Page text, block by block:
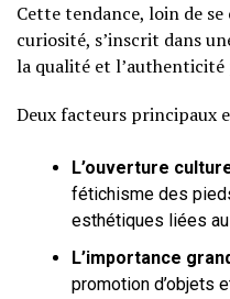
Cette tendance, loin de
curiosité, s’inscrit dans
la qualité et
Deux facteurs principaux
L’ouverture
fétichisme des
esthétiques liées
L’importance
promotion d’objets